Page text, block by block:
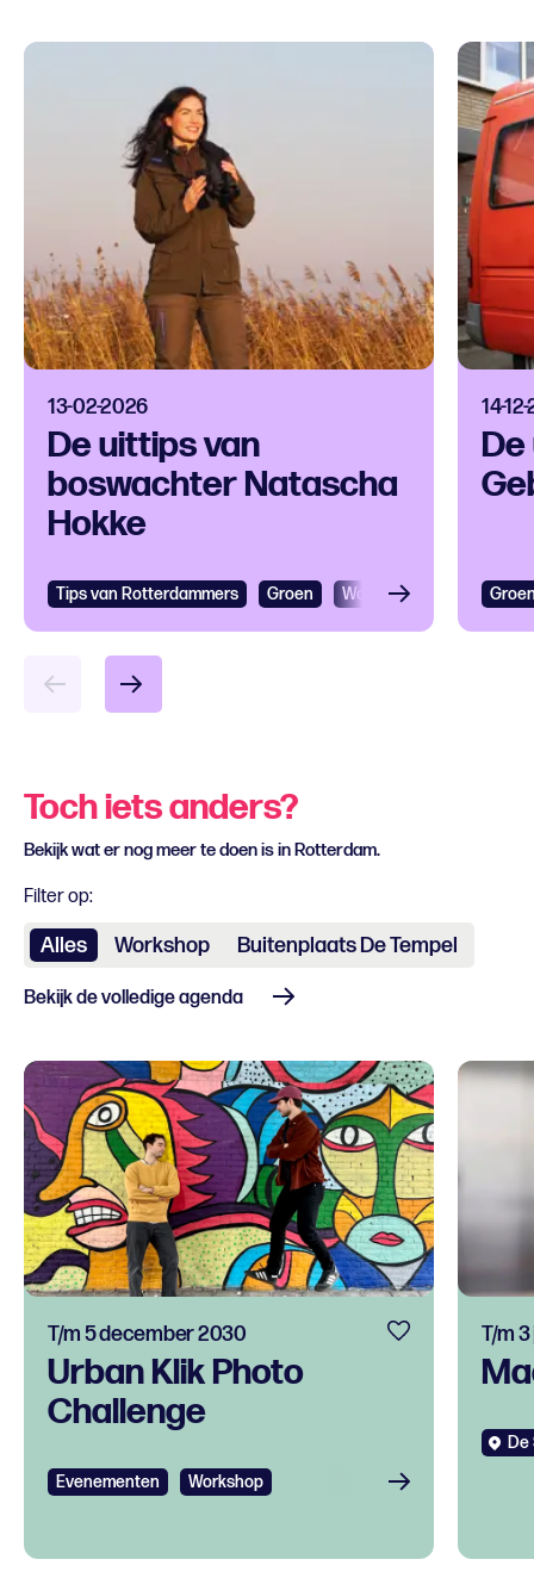
13-02-2026
De uittips van
boswachter Natascha
Hokke
Tips van Rotterdammers Groen Wandelen
14-
Toch iets anders?
Bekijk wat er nog meer te doen is in Rotterdam.
Filter op:
Alles Workshop Buitenplaats De Tempel
Bekijk de volledige agenda
Urban Klik Photo
Challenge
T/m 5 december 2030
Evenementen Workshop
T/m